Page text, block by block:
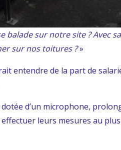
balade sur notre site ? Avec
sur nos toitures ?»
entendre de la part de
d’un microphone,
leurs mesures au